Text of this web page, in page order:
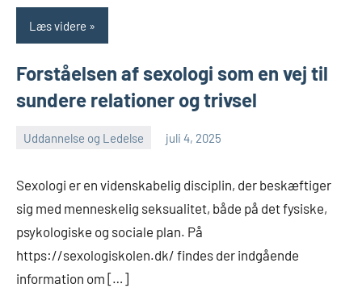
Læs videre
Forståelsen af sexologi som en vej til
sundere relationer og trivsel
Uddannelse og Ledelse juli 4, 2025
Sexologi er en videnskabelig disciplin, der beskæftiger
sig med menneskelig seksualitet, både på det fysiske,
psykologiske og sociale plan. På
https://sexologiskolen.dk/ findes der indgående
information om […]